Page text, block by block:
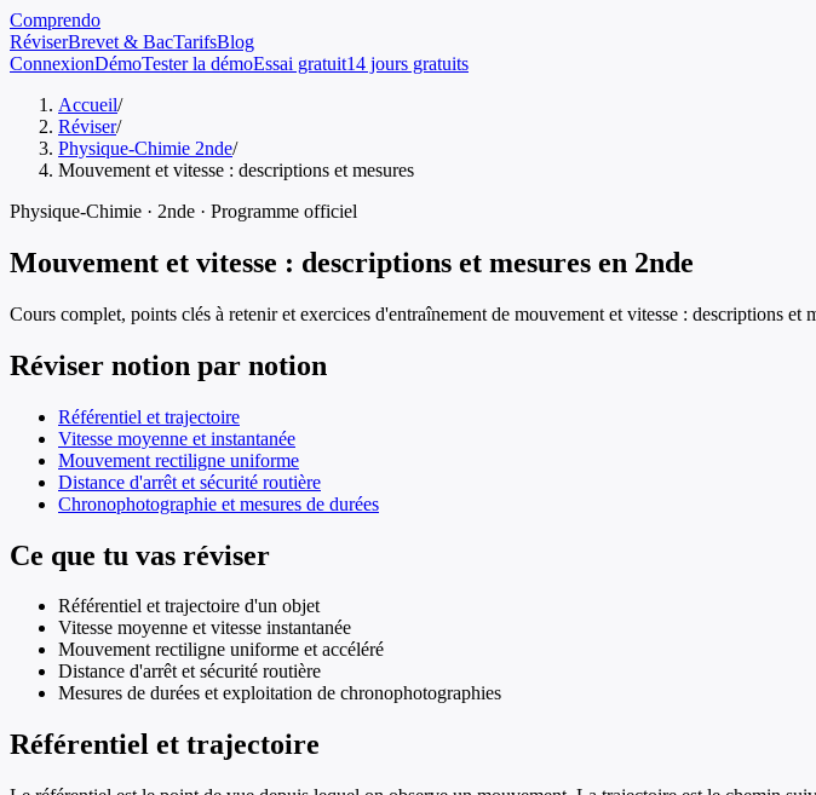
Comprendo
RéviserBrevet & BacTarifsBlog
ConnexionDémoTester la démoEssai gratuit14 jours gratuits
Accueil/
Réviser/
Physique-Chimie 2nde/
Mouvement et vitesse : descriptions et mesures
Physique-Chimie · 2nde · Programme officiel
Mouvement et vitesse : descriptions et mesures en 2nde
Cours complet, points clés à retenir et exercices d'entraînement de mouvement et vitesse : descriptions et
Réviser notion par notion
Référentiel et trajectoire
Vitesse moyenne et instantanée
Mouvement rectiligne uniforme
Distance d'arrêt et sécurité routière
Chronophotographie et mesures de durées
Ce que tu vas réviser
Référentiel et trajectoire d'un objet
Vitesse moyenne et vitesse instantanée
Mouvement rectiligne uniforme et accéléré
Distance d'arrêt et sécurité routière
Mesures de durées et exploitation de chronophotographies
Référentiel et trajectoire